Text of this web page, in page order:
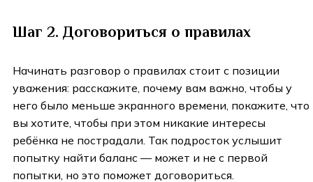
Шаг 2. Договориться о правилах
Начинать разговор о правилах стоит с позиции
уважения: расскажите, почему вам важно, чтобы у
него было меньше экранного времени, покажите, что
вы хотите, чтобы при этом никакие интересы
ребёнка не пострадали. Так подросток услышит
попытку найти баланс — может и не с первой
попытки, но это поможет договориться.